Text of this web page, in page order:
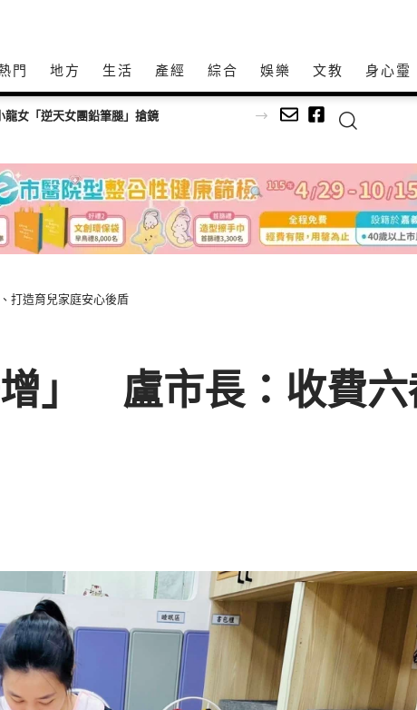
門 地方 生活 產經 綜合 娛樂 文教 身心𩆜
女「逆天女團鉛筆腿」搶鏡
打造育兒家庭安心後盾
」 盧市長：收費